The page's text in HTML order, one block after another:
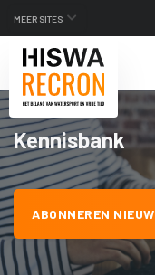
MEER SITES
Kennisbank
ABONNEREN